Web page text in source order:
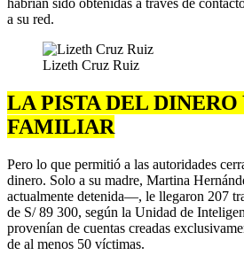
habrían sido obtenidas a través de
a su red.
Lizeth Cruz Ruiz
LA PISTA DEL DINERO
FAMILIAR
Pero lo que permitió a las autoridades
dinero. Solo a su madre, Martina
actualmente detenida—, le llegaron 207
de S/ 89 300, según la Unidad de
provenían de cuentas creadas
de al menos 50 víctimas.